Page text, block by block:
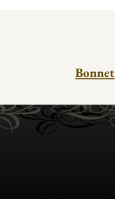
Bonnet